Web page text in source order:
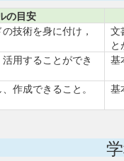
の目安
技術を身に付け，
文
と
用することができ
基
作成できること。 基